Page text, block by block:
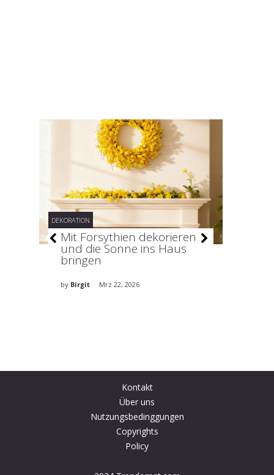
DEKORATION
Mit Forsythien dekorieren
und die Sonne ins Haus
bringen
by Birgit Mrz 22, 2026
Kontakt
Über uns
Nutzungsbedinggungen
Copyrights
Policy